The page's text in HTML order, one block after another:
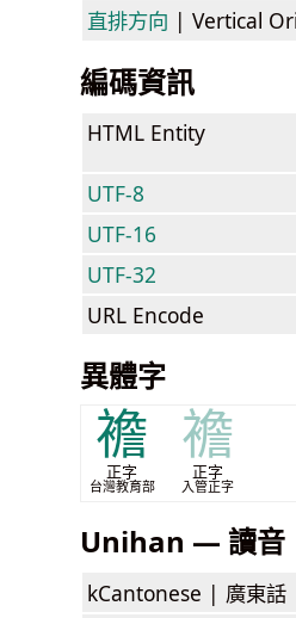
直排方向 | Vertical
編碼資訊
HTML Entity
UTF-8
UTF-16
UTF-32
URL Encode
異體字
襜
正字
台灣教育部
襜
正字
入管正字
Unihan — 讀音
kCantonese | 廣東話